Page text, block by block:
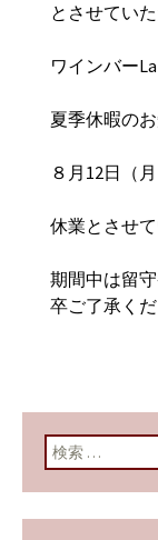
とさせていた
ワインバー
夏季休暇の
８月12日（
休業とさせて
期間中は留
卒ご了承くだ
検索: